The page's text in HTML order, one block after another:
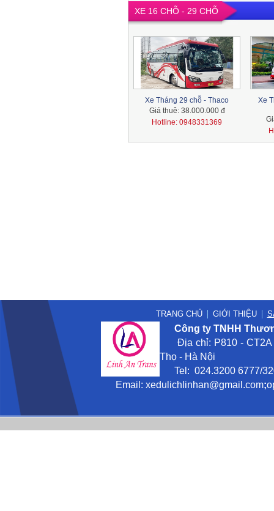
XE 16 CHỖ - 29 CHỖ
Xe Tháng 29 chỗ - Thaco
Giá thuê: 38.000.000 đ
Hotline: 0948331369
Xe
TRANG CHỦ GIỚI THIỆU
Công ty TNHH
Địa chỉ: P810 - CT2A
Thọ - Hà Nội
Tel: 024.3200 6777/
Email: xedulichlinhan@gmail .com;